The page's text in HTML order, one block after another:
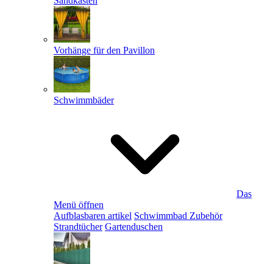
Vorhänge für den Pavillon
Schwimmbäder
Das
Menü öffnen
Aufblasbaren artikel Schwimmbad Zubehör
Strandtücher Gartenduschen